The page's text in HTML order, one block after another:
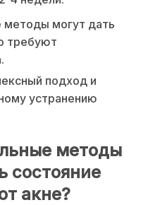
методы могут дать
требуют
подход и
устранению
методы
состояние
акне?